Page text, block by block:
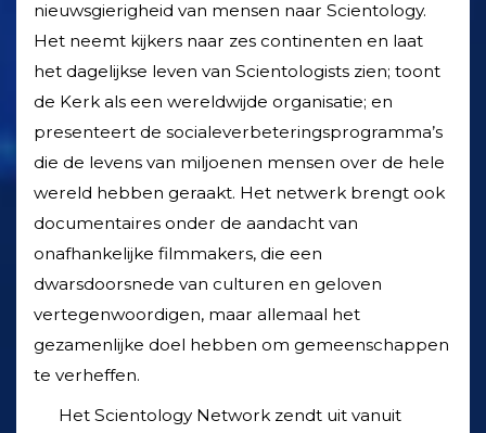
nieuwsgierigheid van mensen naar Scientology.
Het neemt kijkers naar zes continenten en laat
het dagelijkse leven van Scientologists zien; toont
de Kerk als een wereldwijde organisatie; en
presenteert de sociale­verbeterings­programma’s
die de levens van miljoenen mensen over de hele
wereld hebben geraakt. Het netwerk brengt ook
documentaires onder de aandacht van
onafhankelijke filmmakers, die een
dwarsdoorsnede van culturen en geloven
vertegenwoordigen, maar allemaal het
gezamenlijke doel hebben om gemeenschappen
te verheffen.
Het Scientology Network zendt uit vanuit